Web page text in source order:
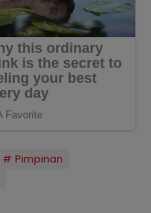
Pimpinan